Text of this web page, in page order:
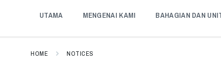
UTAMA MENGENAI KAMI BAHAGIAN DAN
HOME NOTICES